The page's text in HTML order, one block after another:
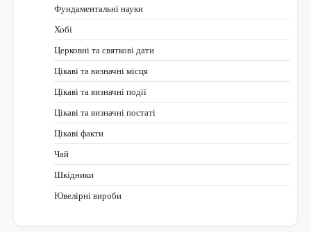
Фундаментальні науки
Хобі
Церковні та святкові дати
Цікаві та визначні місця
Цікаві та визначні події
Цікаві та визначні постаті
Цікаві факти
Чай
Шкідники
Ювелірні вироби